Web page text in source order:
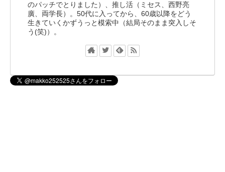
のパッチでとりました）、推し活（ミセス、西野亮
廣、両学長）。50代に入ってから、60歳以降をどう
生きていくかずうっと模索中（結局そのまま突入しそ
う(笑)）。